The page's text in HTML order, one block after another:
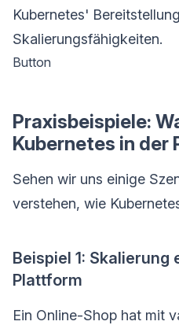
Kubernetes'
Skalierungsfähigkeiten.
Button
Praxisbeispiele:
Kubernetes in der
Sehen wir uns einige
verstehen, wie
Beispiel 1:
Plattform
Ein Online-Shop hat mit